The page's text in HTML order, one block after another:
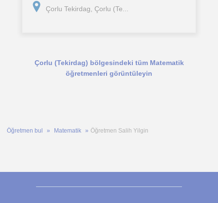
hızına özel, konunun özünü kavramayı sağlayan
bir çalışma planı
Çorlu Tekirdag, Çorlu (Te...
Çorlu (Tekirdag) bölgesindeki tüm Matematik
öğretmenleri görüntüleyin
Öğretmen bul Matematik Öğretmen Salih Yilgin